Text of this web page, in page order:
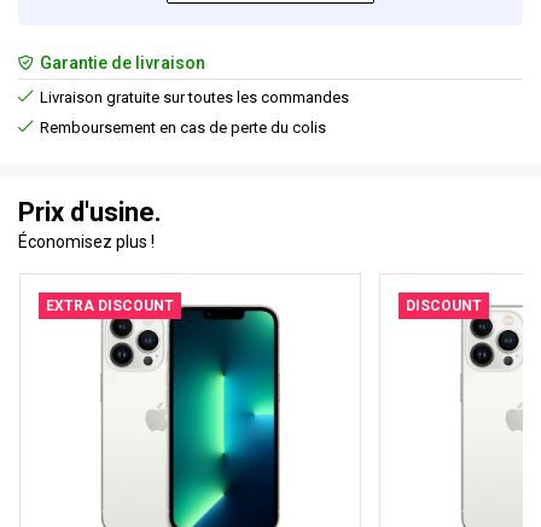
Garantie de livraison
Livraison gratuite sur toutes les commandes
Remboursement en cas de perte du colis
Prix d'usine.
Économisez plus !
EXTRA DISCOUNT DISCOUNT